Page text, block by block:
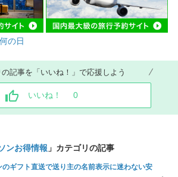
の日
記事を「いいね！」で応援しよう
いいね！ 0
ンお得情報 」カテゴリの記事
ギフト直送で送り主の名前表示に迷わない安